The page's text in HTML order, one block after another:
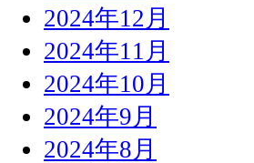
2024年12月
2024年11月
2024年10月
2024年9月
2024年8月